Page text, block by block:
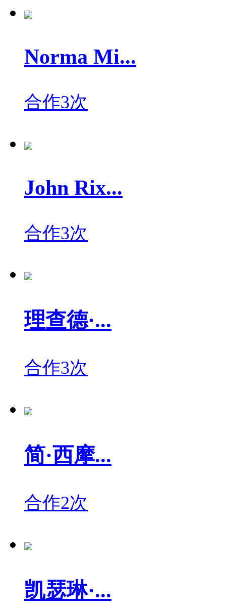
Norma Mi...
合作3次
John Rix...
合作3次
理查德·...
合作3次
简·西摩...
合作2次
凯瑟琳·...